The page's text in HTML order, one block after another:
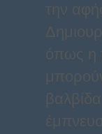
την
όπως η